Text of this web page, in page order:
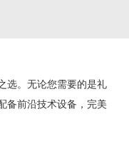
选。无论您需要的是礼
备前沿技术设备，完美